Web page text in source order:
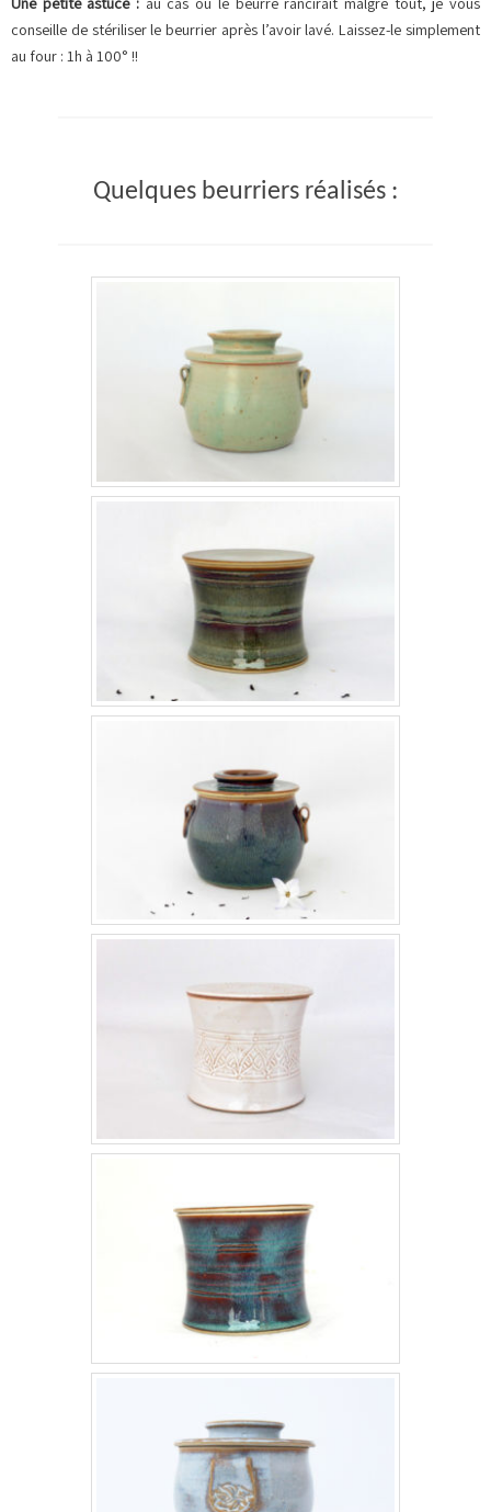
conseille de stériliser le beurrier après l’avoir lavé. Laissez-le simplement
au four : 1h à 100° !!
Quelques beurriers réalisés :